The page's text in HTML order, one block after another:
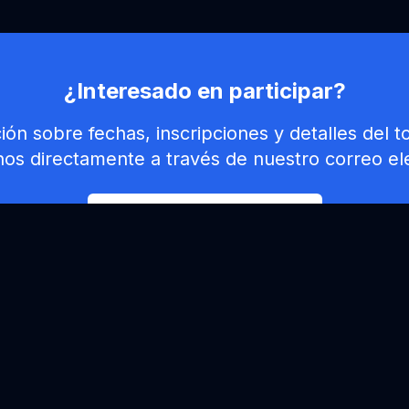
¿Interesado en participar?
sobre fechas, inscripciones y detalles del
directamente a través de nuestro correo